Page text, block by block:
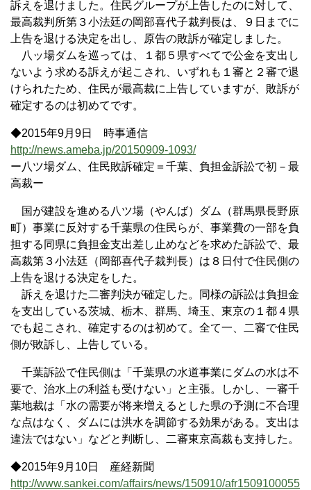
訴えを退けました。住民グループが上告したのに対して、
最高裁判所第３小法廷の岡部喜代子裁判長は、９日までに
上告を退ける決定を出し、原告の敗訴が確定しました。
八ッ場ダムを巡っては、１都５県すべてで公金を支出し
ないよう求める訴えが起こされ、いずれも１審と２審で退
けられたため、住民が最高裁に上告していますが、敗訴が
確定するのは初めてです。
◆2015年9月9日 時事通信
http://news.ameba.jp/20150909-1093/
ー八ツ場ダム、住民敗訴確定＝千葉、負担金訴訟で初－最
高裁ー
国が建設を進める八ツ場（やんば）ダム（群馬県長野原
町）事業に反対する千葉県の住民らが、事業費の一部を負
担する同県に負担金支出差し止めなどを求めた訴訟で、最
高裁第３小法廷（岡部喜代子裁判長）は８日付で住民側の
上告を退ける決定をした。
訴えを退けた二審判決が確定した。同様の訴訟は負担金
を支出している茨城、栃木、群馬、埼玉、東京の１都４県
でも起こされ、確定するのは初めて。全て一、二審で住民
側が敗訴し、上告している。
千葉訴訟で住民側は「千葉県の水道事業にダムの水は不
要で、治水上の利益も受けない」と主張。しかし、一審千
葉地裁は「水の需要が将来増えるとした県の予測に不合理
な点はなく、ダムには洪水を調節する効果がある。支出は
違法ではない」などと判断し、二審東京高裁も支持した。
◆2015年9月10日 産経新聞
http://www.sankei.com/affairs/news/150910/afr1509100055